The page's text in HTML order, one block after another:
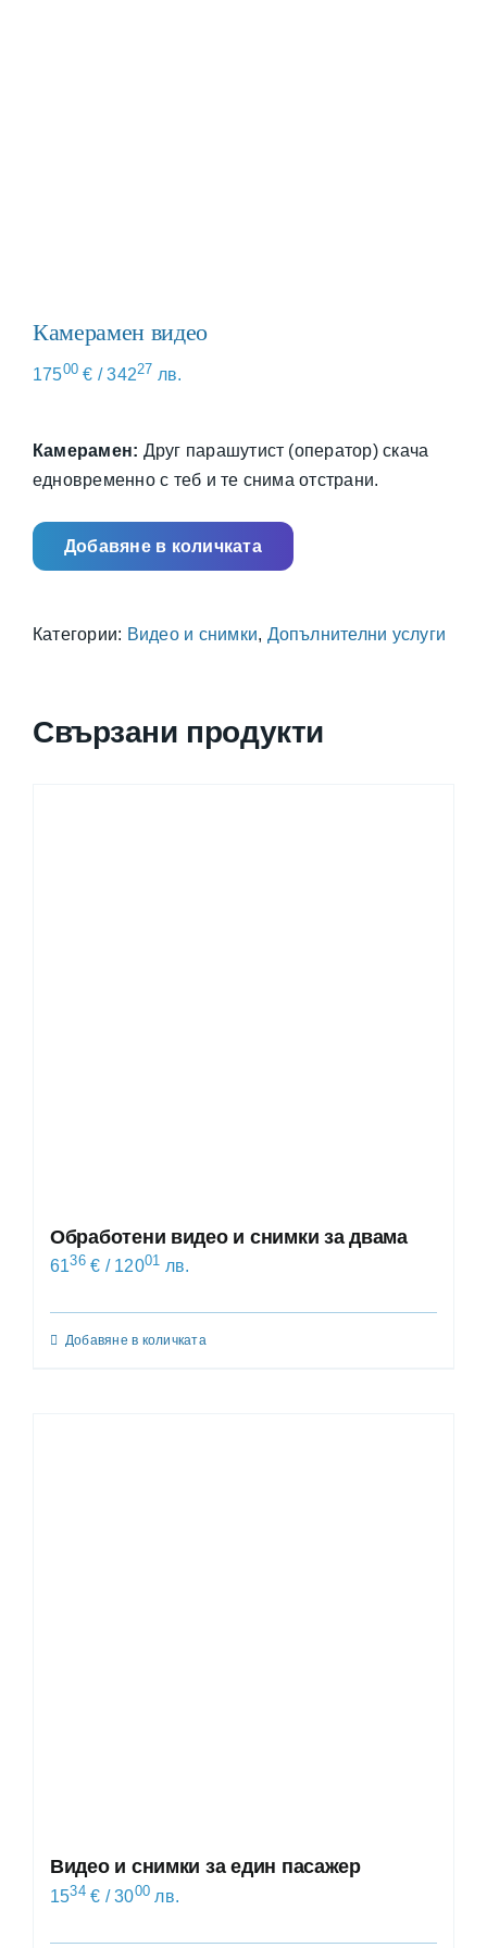
Камерамен видео
17500 € / 34227 лв.
Камерамен: Друг парашутист (оператор) скача
едновременно с теб и те снима отстрани.
Добавяне в количката
Категории: Видео и снимки, Допълнителни услуги
Свързани продукти
Обработени видео и снимки за двама
6136 € / 12001 лв.
Добавяне в количката
Видео и снимки за един пасажер
1534 € / 3000 лв.